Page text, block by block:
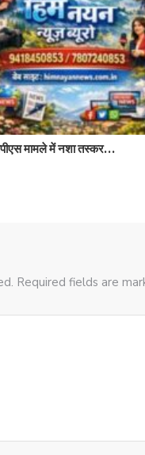
मामले में नशा तस्कर…
Required fields are